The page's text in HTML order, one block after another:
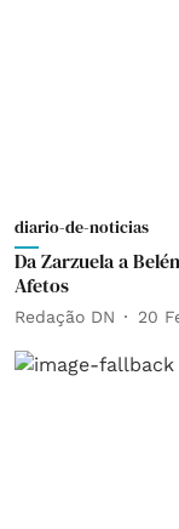
diario-de-noticias
Da Zarzuela a
Afetos
Redação DN 20